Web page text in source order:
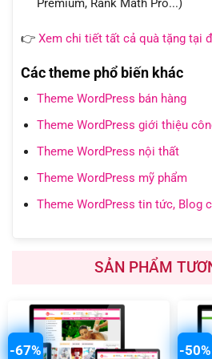
Premium, Rank Math Pro...)
👉 Xem chi tiết tất cả quà tặng tại
Các theme phổ biến khác
Theme WordPress bán hàng
Theme WordPress giới thiệu
Theme WordPress nội thất
Theme WordPress mỹ phẩm
Theme WordPress tin tức, Blog
SẢN PHẨM
-67% -50%